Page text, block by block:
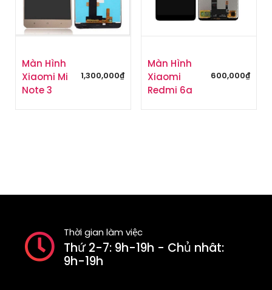
Màn Hình
Xiaomi Mi
Note 3
1,300,000₫
Màn Hình
Xiaomi
Redmi 6a
600,000₫
Thời gian làm việc
Thứ 2-7: 9h-19h - Chủ nhât:
9h-19h